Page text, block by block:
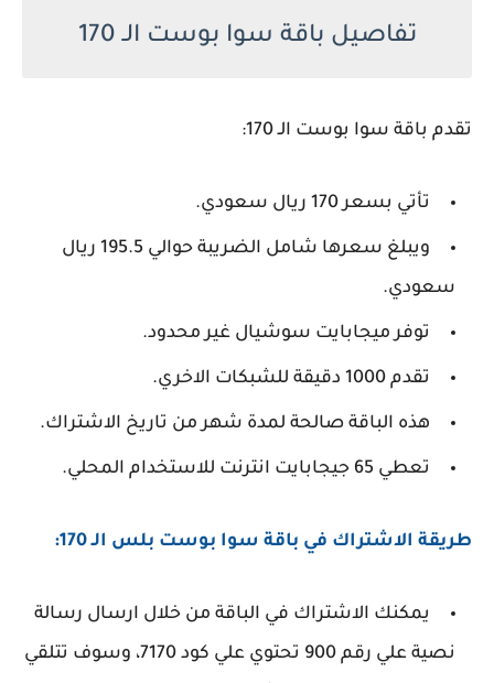
تفاصيل باقة سوا بوست الـ 170
تقدم باقة سوا بوست الـ 170:
تأتي بسعر 170 ريال سعودي.
ويبلغ سعرها شامل الضريبة حوالي 195.5 ريال
سعودي.
توفر ميجابايت سوشيال غير محدود.
تقدم 1000 دقيقة للشبكات الاخري.
هذه الباقة صالحة لمدة شهر من تاريخ الاشتراك.
تعطي 65 جيجابايت انترنت للاستخدام المحلي.
طريقة الاشتراك في باقة سوا بوست بلس الـ 170:
يمكنك الاشتراك في الباقة من خلال ارسال رسالة
نصية علي رقم 900 تحتوي علي كود 7170، وسوف تتلقي